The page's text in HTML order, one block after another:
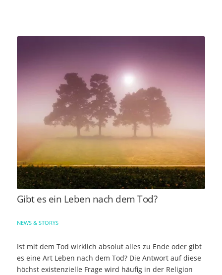
Gibt es ein Leben nach dem Tod?
NEWS & STORYS
Ist mit dem Tod wirklich absolut alles zu Ende oder gibt
es eine Art Leben nach dem Tod? Die Antwort auf diese
höchst existenzielle Frage wird häufig in der Religion